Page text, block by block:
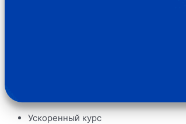
Ускоренный курс